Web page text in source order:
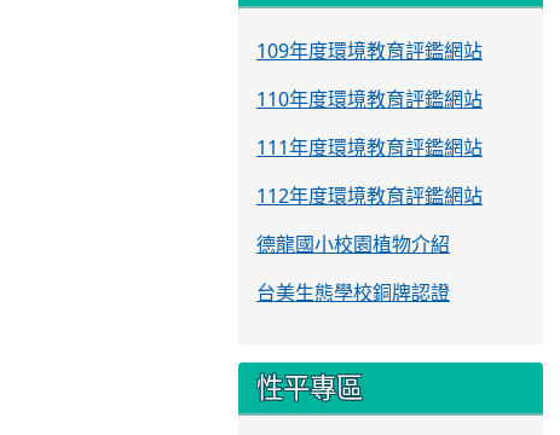
109年度環境教育評鑑網站
110年度環境教育評鑑網站
111年度環境教育評鑑網站
112年度環境教育評鑑網站
德龍國小校園植物介紹
台美生態學校銅牌認證
性平專區